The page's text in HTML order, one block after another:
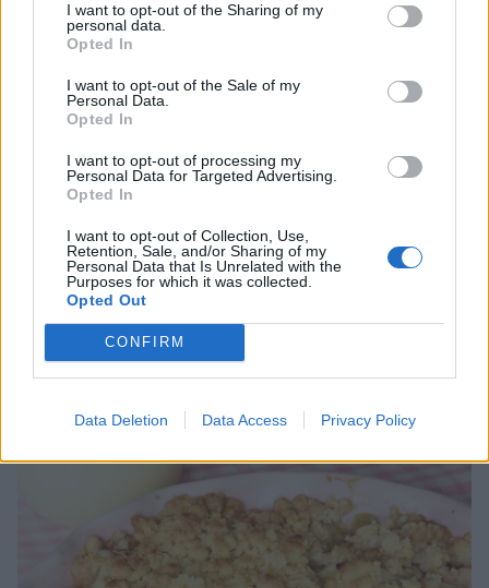
I want to opt-out of the Sharing of my
personal data.
Opted In
I want to opt-out of the Sale of my
Personal Data.
Opted In
I want to opt-out of processing my
Personal Data for Targeted Advertising.
Opted In
I want to opt-out of Collection, Use,
Retention, Sale, and/or Sharing of my
Personal Data that Is Unrelated with the
Purposes for which it was collected.
Opted Out
CONFIRM
Data Deletion Data Access Privacy Policy
5. Grädda pajen längst ner i ugnen i 26–30 min. Låt den svalna i
formen. Servera med vaniljsås eller vaniljglass.